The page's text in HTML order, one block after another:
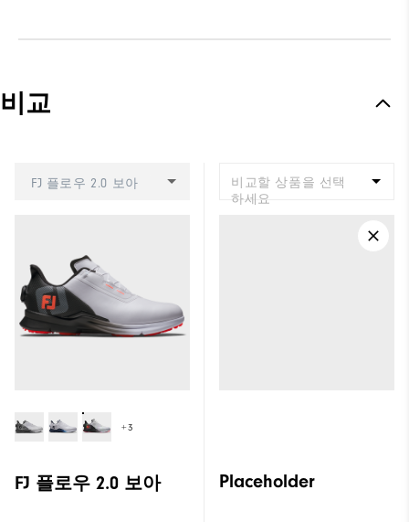
비교
FJ 플로우 2.0 보아
+3
FJ 플로우 2.0 보아
비교할 상품을 선택
하세요
Placeholder